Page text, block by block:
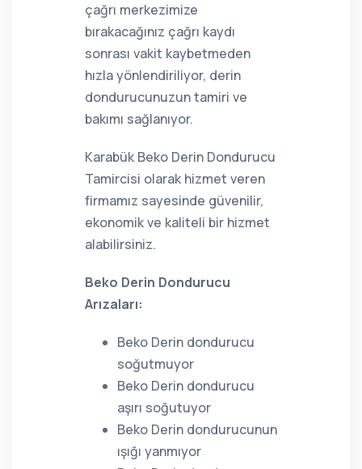
çağrı merkezimize
bırakacağınız çağrı kaydı
sonrası vakit kaybetmeden
hızla yönlendiriliyor, derin
dondurucunuzun tamiri ve
bakımı sağlanıyor.
Karabük Beko Derin Dondurucu
Tamircisi olarak hizmet veren
firmamız sayesinde güvenilir,
ekonomik ve kaliteli bir hizmet
alabilirsiniz.
Beko Derin Dondurucu
Arızaları:
Beko Derin dondurucu
soğutmuyor
Beko Derin dondurucu
aşırı soğutuyor
Beko Derin dondurucunun
ışığı yanmıyor